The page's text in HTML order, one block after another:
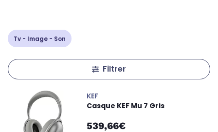
Tv - Image - Son
Filtrer
KEF
Casque KEF Mu 7 Gris
539,66€